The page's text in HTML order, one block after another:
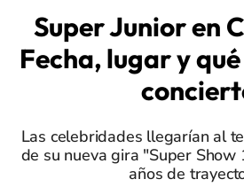
Super Junior en
Fecha, lugar y
Las celebridades llegarían al
de su nueva gira "Super Show
años de